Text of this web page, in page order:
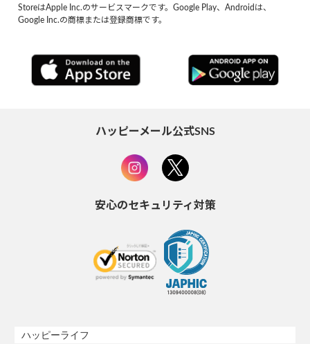
StoreはApple Inc.のサービスマークです。Google Play、Androidは、
Google Inc.の商標または登録商標です。
ハッピーメール公式SNS
安心のセキュリティ対策
ハッピーライフ